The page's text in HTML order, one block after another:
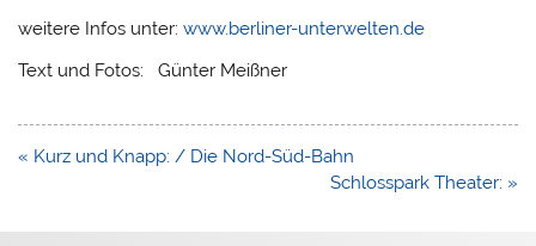
weitere Infos unter:www.berliner-unterwelten.de
Text und Fotos: Günter Meißner
Beitragsnavigation
« Kurz und Knapp: / Die Nord-Süd-Bahn
Schlosspark Theater: »